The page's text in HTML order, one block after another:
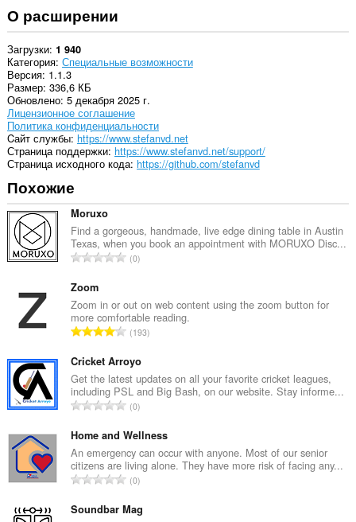
О расширении
Загрузки 1 940
Категория Специальные возможности
Версия 1.1.3
Размер 336,6 КБ
Обновлено 5 декабря 2025 г.
Лицензионное соглашение
Политика конфиденциальности
Cайт службы https://www.stefanvd.net
Страница поддержки https://www.stefanvd.net/support/
Страница исходного кода https://github.com/stefanvd
Похожие
Moruxo
Find a gorgeous, handmade, live edge dining table in Austin
Texas, when you book an appointment with MORUXO Disc...
В
г
о
о
е
н
о
к
:
0
Zoom
Zoom in or out on web content using the zoom button for
more comfortable reading.
В
е
г
о
о
е
н
о
к
:
193
Cricket Arroyo
Get the latest updates on all your favorite cricket leagues,
including PSL and Big Bash, on our website. Stay informe...
В
е
г
о
о
е
0
Home and Wellness
An emergency can occur with anyone. Most of our senior
citizens are living alone. They have more risk of facing any...
В
е
0
Soundbar Mag